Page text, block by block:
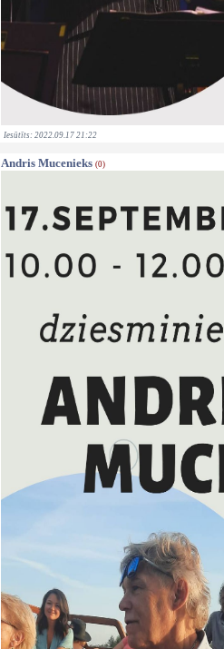
Iesūtīts: 2022.09.17 21:22
Andris Mucenieks (0)